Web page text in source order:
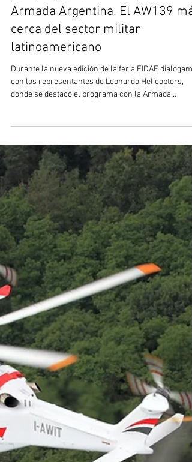
14 abr 3 min de lectura
FIDAE 2026: Leonardo
y el programa AW109 para la
Armada Argentina. El AW139
latinoamericano
Durante la nueva edición de la feria FIDAE
con los representantes de Leonardo Helicopters,
donde se destacó el programa con la Armada
Argentina para la entrega de cuatro helicópteros
AW109 para operar embarcados. Tal como fue
de Pucará Defensa en diciembre pasado (
https://www.pucara.org/post/argentina-
firm%C3%B3-la-compra-de-los-cuatro-leonardo-
aw109-para-la-armada-argentina ), el 30 de
se firmó el contrato financiero para la compra de las
cuatr